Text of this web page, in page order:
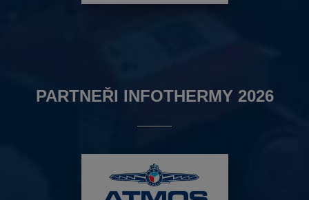
PARTNEŘI INFOTHERMY 2026